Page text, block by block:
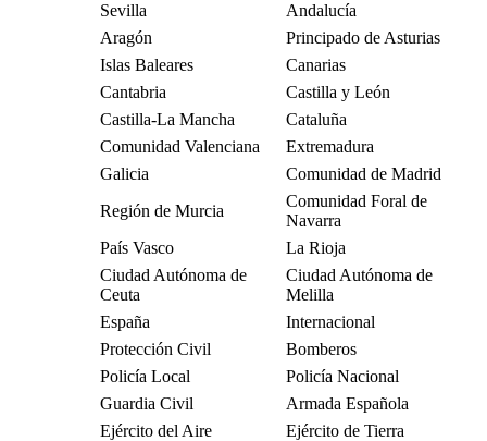
Sevilla
Andalucía
Aragón
Principado de Asturias
Islas Baleares
Canarias
Cantabria
Castilla y León
Castilla-La Mancha
Cataluña
Comunidad Valenciana
Extremadura
Galicia
Comunidad de Madrid
Región de Murcia
Comunidad Foral de
Navarra
País Vasco
La Rioja
Ciudad Autónoma de
Ceuta
Ciudad Autónoma de
Melilla
España
Internacional
Protección Civil
Bomberos
Policía Local
Policía Nacional
Guardia Civil
Armada Española
Ejército del Aire
Ejército de Tierra